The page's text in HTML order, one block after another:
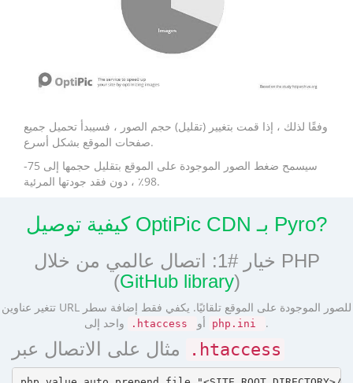
وفقًا لذلك ، إذا قمت بتغيير (تقليل) حجم الصور ، فسيبدأ تحميل جميع
صفحات الموقع بشكل أسرع.
سيسمح ضغط الصور الموجودة على الموقع بتقليل حجمها إلى 75-
98٪ ، دون فقد جودتها المرئية.
كيفية توصيل OptiPic CDN بـ Pyro?
خيار #1: اتصال عالمي من خلال PHP
(GitHub library)
تتغير عناوين URL للصور الموجودة على الموقع تلقائيًا. يكفي فقط إضافة سطر
.htaccess php.ini .
.htaccess